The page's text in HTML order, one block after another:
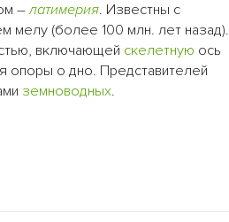
–латимерия. Известны с
мелу (более 100 млн. лет назад).
включающей скелетную ось
опоры о дно. Представителей
земноводных.